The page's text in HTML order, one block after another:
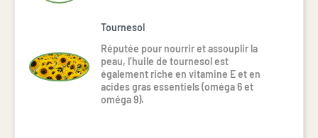
Tournesol
Réputée pour nourrir et assouplir la
peau, l’huile de tournesol est
également riche en vitamine E et en
acides gras essentiels (oméga 6 et
oméga 9).